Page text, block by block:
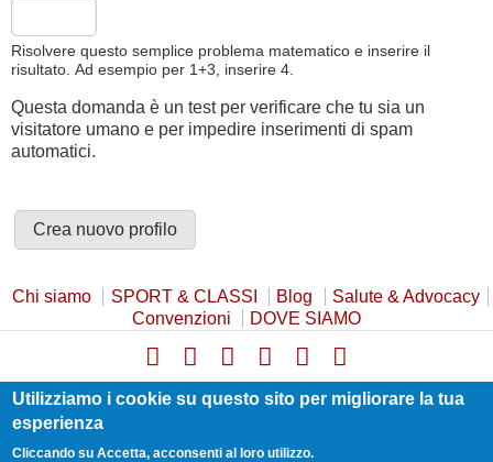
Risolvere questo semplice problema matematico e inserire il
risultato. Ad esempio per 1+3, inserire 4.
Questa domanda è un test per verificare che tu sia un
visitatore umano e per impedire inserimenti di spam
automatici.
Chi siamo SPORT & CLASSI Blog
Salute & Advocacy
Convenzioni
DOVE SIAMO
Privacy Policy Cookie Policy
Safeguarding
Utilizziamo i cookie su questo sito per migliorare la tua
esperienza
Cliccando su Accetta, acconsenti al loro utilizzo.